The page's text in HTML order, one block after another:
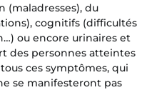
(maladresses), du
cognitifs (difficultés
ou encore urinaires et
des personnes atteintes
ces symptômes, qui
se manifesteront pas